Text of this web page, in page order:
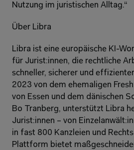
Nutzung im juristischen Alltag.“
Über Libra
Libra ist eine europäische KI-
für Jurist:innen, die rechtliche
schneller, sicherer und
2023 von dem ehemaligen
von Essen und dem dänischen
Bo Tranberg, unterstützt Libra
Jurist:innen – von
in fast 800 Kanzleien und
Plattform bietet